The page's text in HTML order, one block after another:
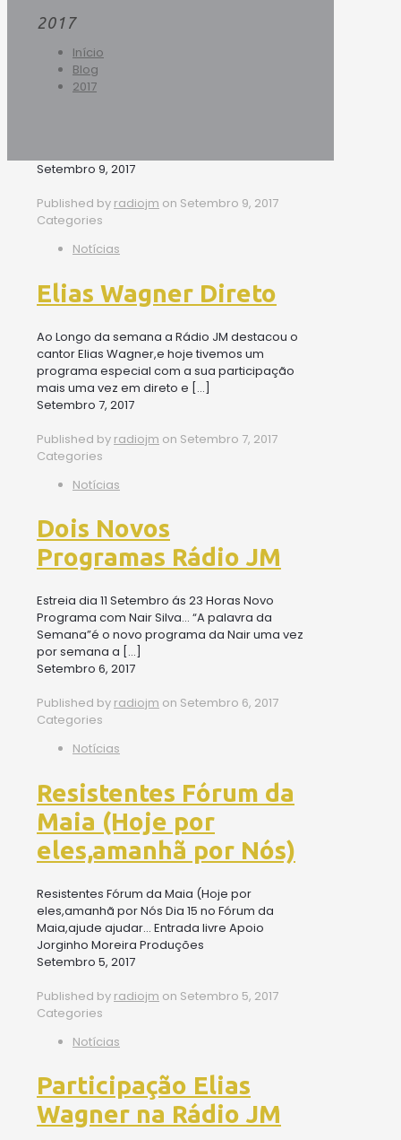
2017
Início
Blog
2017
Setembro 9, 2017
Published by radiojm on Setembro 9, 2017
Categories
Notícias
Elias Wagner Direto
Ao Longo da semana a Rádio JM destacou o
cantor Elias Wagner,e hoje tivemos um
programa especial com a sua participação
mais uma vez em direto e […]
Setembro 7, 2017
Published by radiojm on Setembro 7, 2017
Categories
Notícias
Dois Novos
Programas Rádio JM
Estreia dia 11 Setembro ás 23 Horas Novo
Programa com Nair Silva… “A palavra da
Semana”é o novo programa da Nair uma vez
por semana a […]
Setembro 6, 2017
Published by radiojm on Setembro 6, 2017
Categories
Notícias
Resistentes Fórum da
Maia (Hoje por
eles,amanhã por Nós)
Resistentes Fórum da Maia (Hoje por
eles,amanhã por Nós Dia 15 no Fórum da
Maia,ajude ajudar… Entrada livre Apoio
Jorginho Moreira Produções
Setembro 5, 2017
Published by radiojm on Setembro 5, 2017
Categories
Notícias
Participação Elias
Wagner na Rádio JM